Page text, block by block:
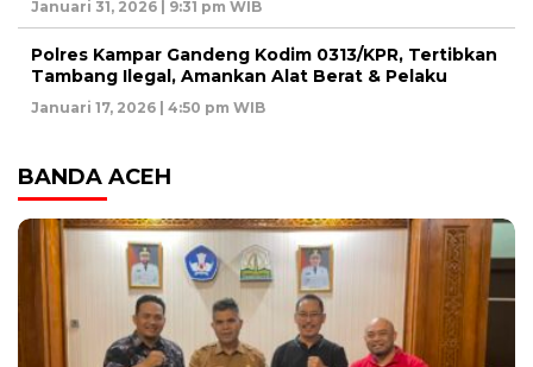
Januari 31, 2026 | 9:31 pm WIB
Polres Kampar Gandeng Kodim 0313/KPR, Tertibkan
Tambang Ilegal, Amankan Alat Berat & Pelaku
Januari 17, 2026 | 4:50 pm WIB
BANDA ACEH